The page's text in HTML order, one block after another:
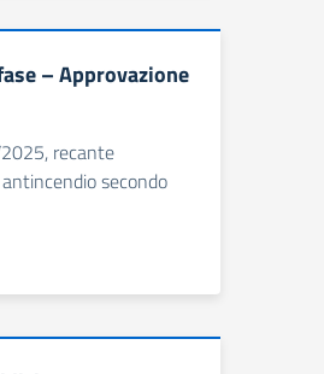
– Approvazione
recante
secondo